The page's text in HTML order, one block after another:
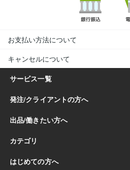
お支払い方法について
キャンセルについて